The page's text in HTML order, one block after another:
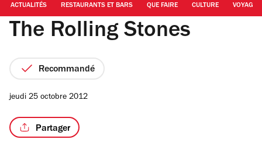
ACTUALITÉS RESTAURANTS ET BARS QUE FAIRE CULTURE VOYAGE
The Rolling Stones
Recommandé
jeudi 25 octobre 2012
Partager